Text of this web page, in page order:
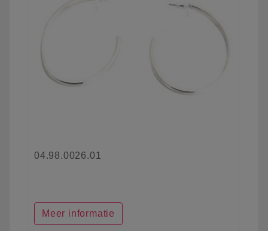
04.98.0026.01
Meer informatie